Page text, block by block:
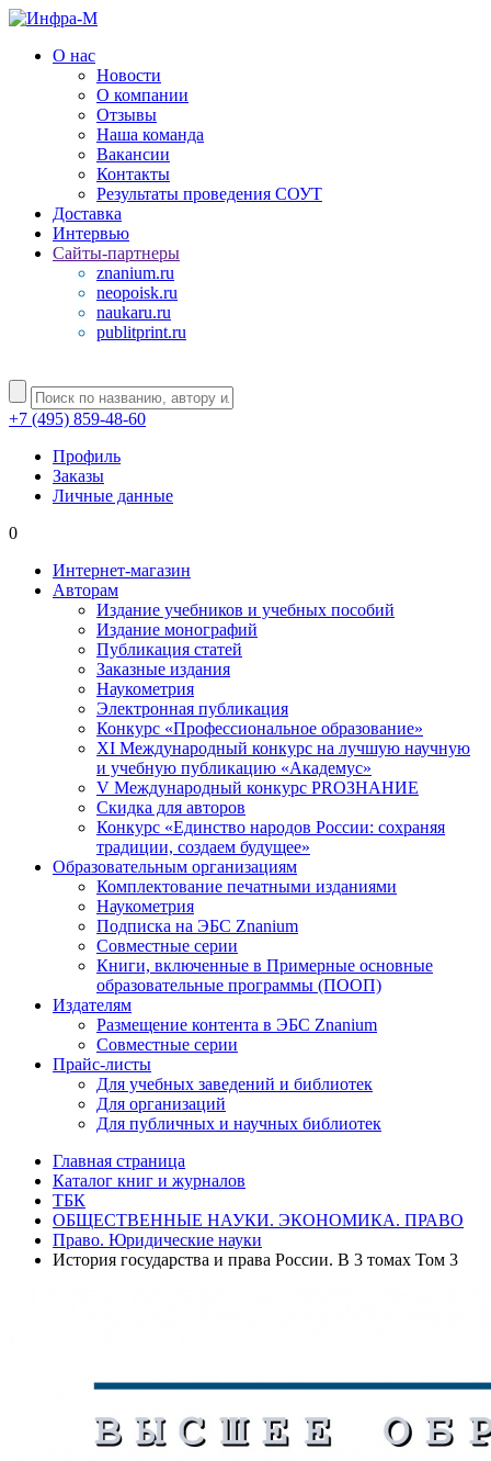
О нас
Новости
О компании
Отзывы
Наша команда
Вакансии
Контакты
Результаты проведения СОУТ
Доставка
Интервью
Сайты-партнеры
znanium.ru
neopoisk.ru
naukaru.ru
publitprint.ru
+7 (495) 859-48-60
Профиль
Заказы
Личные данные
0
Интернет-магазин
Авторам
Издание учебников и учебных пособий
Издание монографий
Публикация статей
Заказные издания
Наукометрия
Электронная публикация
Конкурс «Профессиональное образование»
XI Международный конкурс на лучшую научную
и учебную публикацию «Академус»
V Международный конкурс PROЗНАНИЕ
Скидка для авторов
Конкурс «Единство народов России: сохраняя
традиции, создаем будущее»
Образовательным организациям
Комплектование печатными изданиями
Наукометрия
Подписка на ЭБС Znanium
Совместные серии
Книги, включенные в Примерные основные
образовательные программы (ПООП)
Издателям
Размещение контента в ЭБС Znanium
Совместные серии
Прайс-листы
Для учебных заведений и библиотек
Для организаций
Для публичных и научных библиотек
Главная страница
Каталог книг и журналов
ТБК
ОБЩЕСТВЕННЫЕ НАУКИ. ЭКОНОМИКА. ПРАВО
Право. Юридические науки
История государства и права России. В 3 томах Том 3